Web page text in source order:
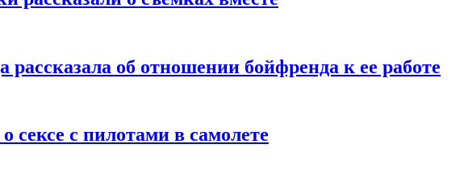
рассказала об отношении бойфренда к ее работе
сексе с пилотами в самолете